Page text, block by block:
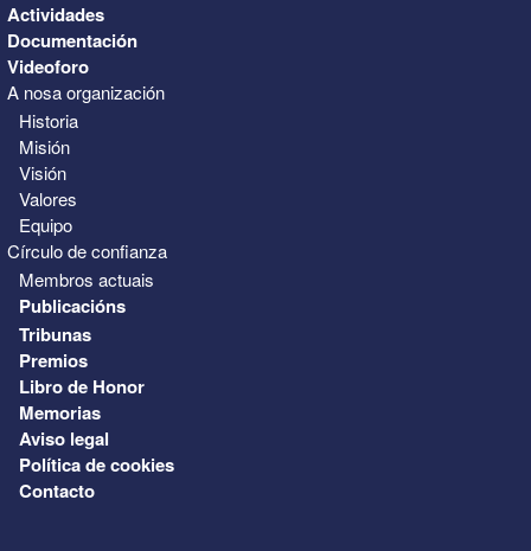
Actividades
Documentación
Videoforo
A nosa organización
Historia
Misión
Visión
Valores
Equipo
Círculo de confianza
Membros actuais
Publicacións
Tribunas
Premios
Libro de Honor
Memorias
Aviso legal
Política de cookies
Contacto